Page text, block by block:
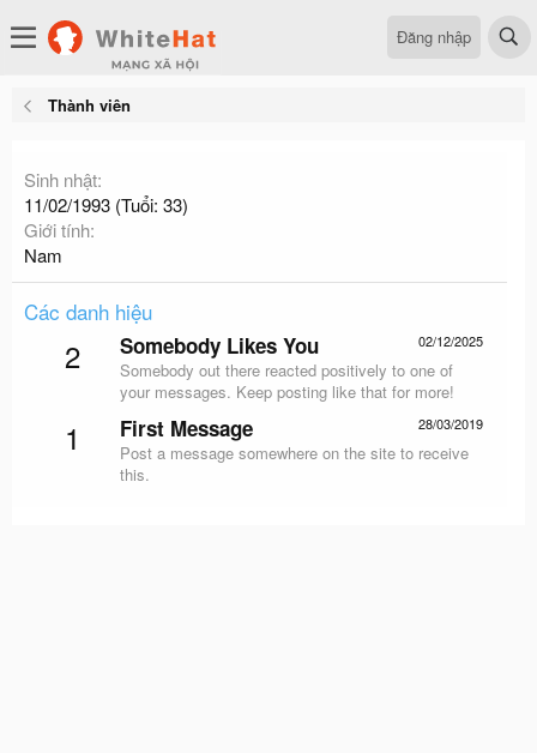
Đăng nhập
Thành viên
Sinh nhật
11/02/1993 (Tuổi: 33)
Giới tính
Nam
Các danh hiệu
2 02/12/2025
Somebody Likes You
Somebody out there reacted positively to one of
your messages. Keep posting like that for more!
1 28/03/2019
First Message
Post a message somewhere on the site to receive
this.